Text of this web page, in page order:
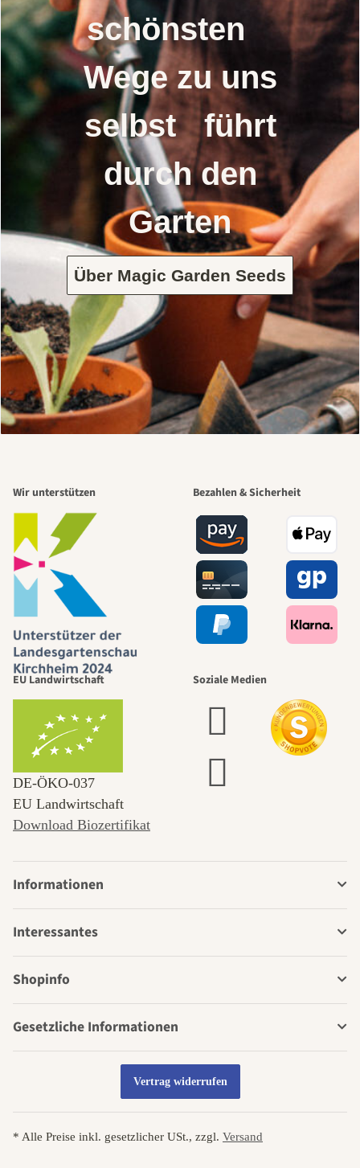
schönsten
Wege zu uns
selbst führt
durch den
Garten
Über Magic Garden Seeds
Wir unterstützen Bezahlen & Sicherheit
EU Landwirtschaft
DE‑ÖKO‑037
EU Landwirtschaft
Download Biozertifikat
Soziale Medien
Informationen
Interessantes
Shopinfo
Gesetzliche Informationen
Vertrag widerrufen
* Alle Preise inkl. gesetzlicher USt., zzgl. Versand